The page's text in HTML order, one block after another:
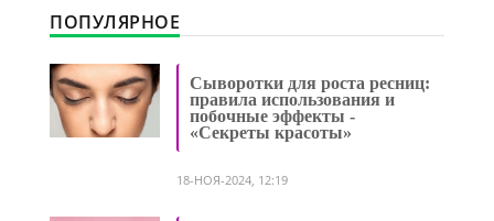
ПОПУЛЯРНОЕ
Сыворотки для роста ресниц:
правила использования и
побочные эффекты -
«Секреты красоты»
18-НОЯ-2024, 12:19